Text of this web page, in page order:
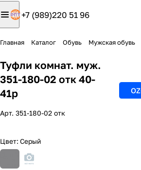
+7 (989)220 51 96
Главная Каталог Обувь Мужская обувь
Туфли комнат. муж.
351-180-02 отк 40-
41р
Арт. 351-180-02 отк
Цвет: Серый